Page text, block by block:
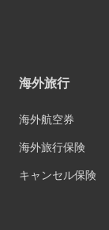
海外旅行
海外航空券
海外旅行保険
キャンセル保険